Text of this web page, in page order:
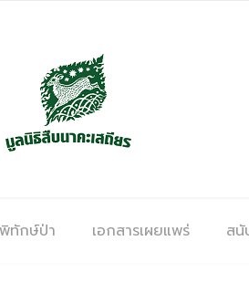
พิทักษ์ป่า เอกสารเผยแพร่ สนั